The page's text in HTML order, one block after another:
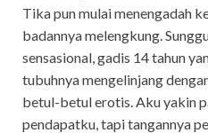
Tika pun mulai menengadah
badannya melengkung.
sensasional, gadis 14 tahun
tubuhnya mengelinjang
betul-betul erotis. Aku yakin
pendapatku, tapi tangannya